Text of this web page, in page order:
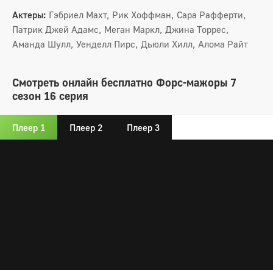
Актеры: Гэбриел Махт, Рик Хоффман, Сара Рафферти,
Патрик Джей Адамс, Меган Маркл, Джина Торрес,
Аманда Шулл, Уенделл Пирс, Дьюли Хилл, Алома Райт
Смотреть онлайн бесплатно Форс-мажоры 7
сезон 16 серия
Плеер 1 Плеер 2 Плеер 3